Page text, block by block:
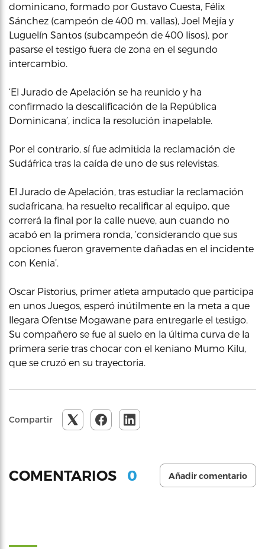
dominicano, formado por Gustavo Cuesta, Félix
Sánchez (campeón de 400 m. vallas), Joel Mejía y
Luguelín Santos (subcampeón de 400 lisos), por
pasarse el testigo fuera de zona en el segundo
intercambio.
‘El Jurado de Apelación se ha reunido y ha
confirmado la descalificación de la República
Dominicana’, indica la resolución inapelable.
Por el contrario, sí fue admitida la reclamación de
Sudáfrica tras la caída de uno de sus relevistas.
El Jurado de Apelación, tras estudiar la reclamación
sudafricana, ha resuelto recalificar al equipo, que
correrá la final por la calle nueve, aun cuando no
acabó en la primera ronda, ‘considerando que sus
opciones fueron gravemente dañadas en el incidente
con Kenia’.
Oscar Pistorius, primer atleta amputado que participa
en unos Juegos, esperó inútilmente en la meta a que
llegara Ofentse Mogawane para entregarle el testigo.
Su compañero se fue al suelo en la última curva de la
primera serie tras chocar con el keniano Mumo Kilu,
que se cruzó en su trayectoria.
Compartir
COMENTARIOS 0 Añadir comentario